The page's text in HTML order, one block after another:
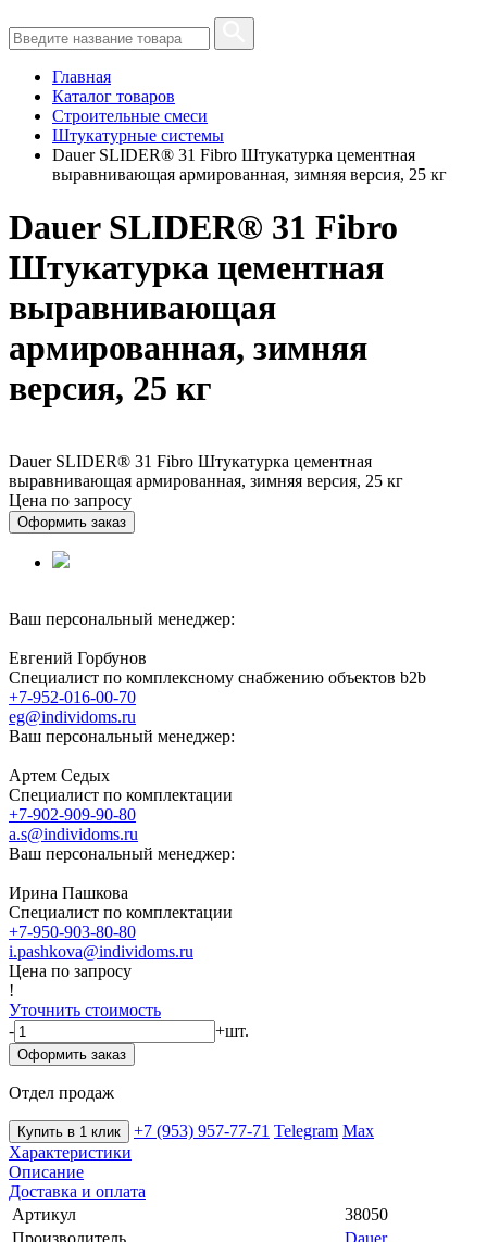
Главная
Каталог товаров
Строительные смеси
Штукатурные системы
Dauer SLIDER® 31 Fibro Штукатурка цементная
выравнивающая армированная, зимняя версия, 25 кг
Dauer SLIDER® 31 Fibro
Штукатурка цементная
выравнивающая
армированная, зимняя
версия, 25 кг
Dauer SLIDER® 31 Fibro Штукатурка цементная
выравнивающая армированная, зимняя версия, 25 кг
Цена по запросу
Оформить заказ
Ваш персональный менеджер:
Евгений Горбунов
Специалист по комплексному снабжению объектов b2b
+7-952-016-00-70
eg@individoms.ru
Ваш персональный менеджер:
Артем Седых
Специалист по комплектации
+7-902-909-90-80
a.s@individoms.ru
Ваш персональный менеджер:
Ирина Пашкова
Специалист по комплектации
+7-950-903-80-80
i.pashkova@individoms.ru
Цена по запросу
!
Уточнить стоимость
-
+шт.
Оформить заказ
Отдел продаж
Купить в 1 клик +7 (953) 957-77-71 Telegram Max
Характеристики
Описание
Доставка и оплата
Артикул
38050
Производитель
Dauer